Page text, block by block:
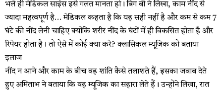
भले ही मेडिकल साइंस इसे गलत मानता हो। बिग बी ने लिखा, काम नींद से
ज्यादा महत्वपूर्ण है… मेडिकल कहता है कि यह सही नहीं है और कम से कम 7
घंटे की नींद लेनी चाहिए क्योंकि शरीर नींद के घंटों में ही विकसित होता है और
रिपेयर होता है। तो ऐसे में कोई क्या करे? क्लासिकल म्यूजिक को बताया
इलाज
नींद न आने और काम के बीच वह शांति कैसे तलाशते हैं, इसका जवाब देते
हुए अमिताभ ने बताया कि वह म्यूजिक का सहारा लेते हैं। उन्होंने लिखा, रात